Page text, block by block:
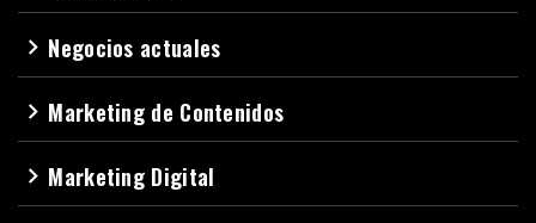
navigate_next Negocios actuales
navigate_next Marketing de Contenidos
navigate_next Marketing Digital